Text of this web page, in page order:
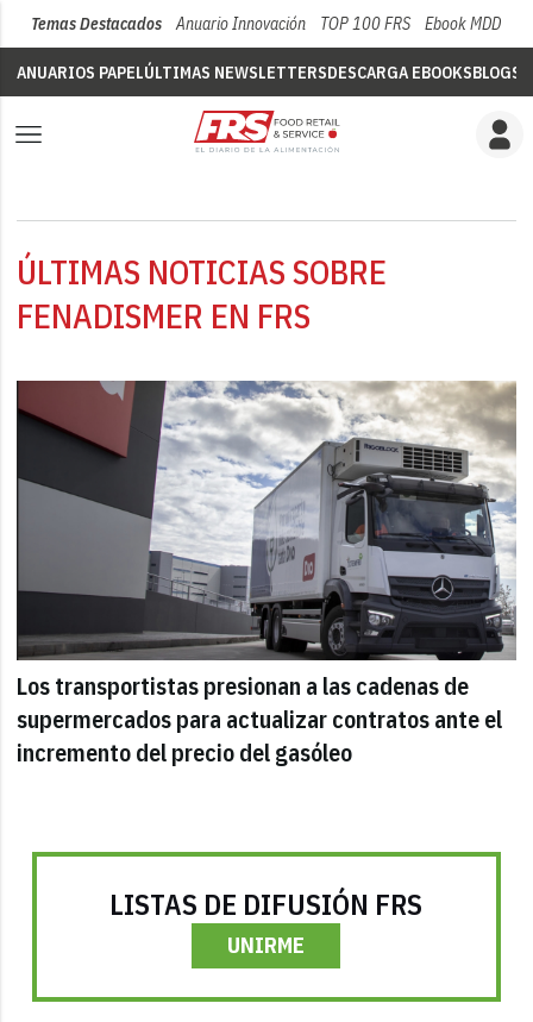
Temas Destacados Anuario Innovación TOP 100 FRS Ebook MDD
ANUARIOS PAPELÚLTIMAS NEWSLETTERSDESCARGA EBOOKSBLOGS
ÚLTIMAS NOTICIAS SOBRE
FENADISMER EN FRS
Los transportistas presionan a las cadenas de
supermercados para actualizar contratos ante el
incremento del precio del gasóleo
LISTAS DE DIFUSIÓN FRS
UNIRME